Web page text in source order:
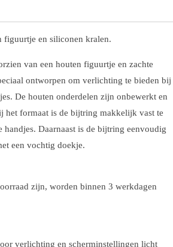
figuurtje en siliconen kralen.
van een houten figuurtje en zachte
ontworpen om verlichting te bieden bij
De houten onderdelen zijn onbewerkt en
het formaat is de bijtring makkelijk vast te
handjes. Daarnaast is de bijtring eenvoudig
een vochtig doekje.
zijn, worden binnen 3 werkdagen
verlichting en scherminstellingen licht